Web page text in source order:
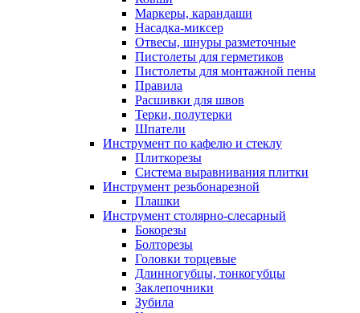
Маркеры, карандаши
Насадка-миксер
Отвесы, шнуры разметочные
Пистолеты для герметиков
Пистолеты для монтажной пены
Правила
Расшивки для швов
Терки, полутерки
Шпатели
Инструмент по кафелю и стеклу
Плиткорезы
Система выравнивания плитки
Инструмент резьбонарезной
Плашки
Инструмент столярно-слесарный
Бокорезы
Болторезы
Головки торцевые
Длинногубцы, тонкогубцы
Заклепочники
Зубила